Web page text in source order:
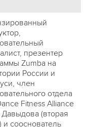
презентер
Zumba на
России и
член
отдела
Fitness Alliance
(вторая
и сооснователь